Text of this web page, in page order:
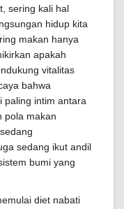
sering kali hal
hidup kita
makan hanya
apakah
vitalitas
bahwa
paling intim antara
pola makan
sedang ikut andil
bumi yang
diet nabati